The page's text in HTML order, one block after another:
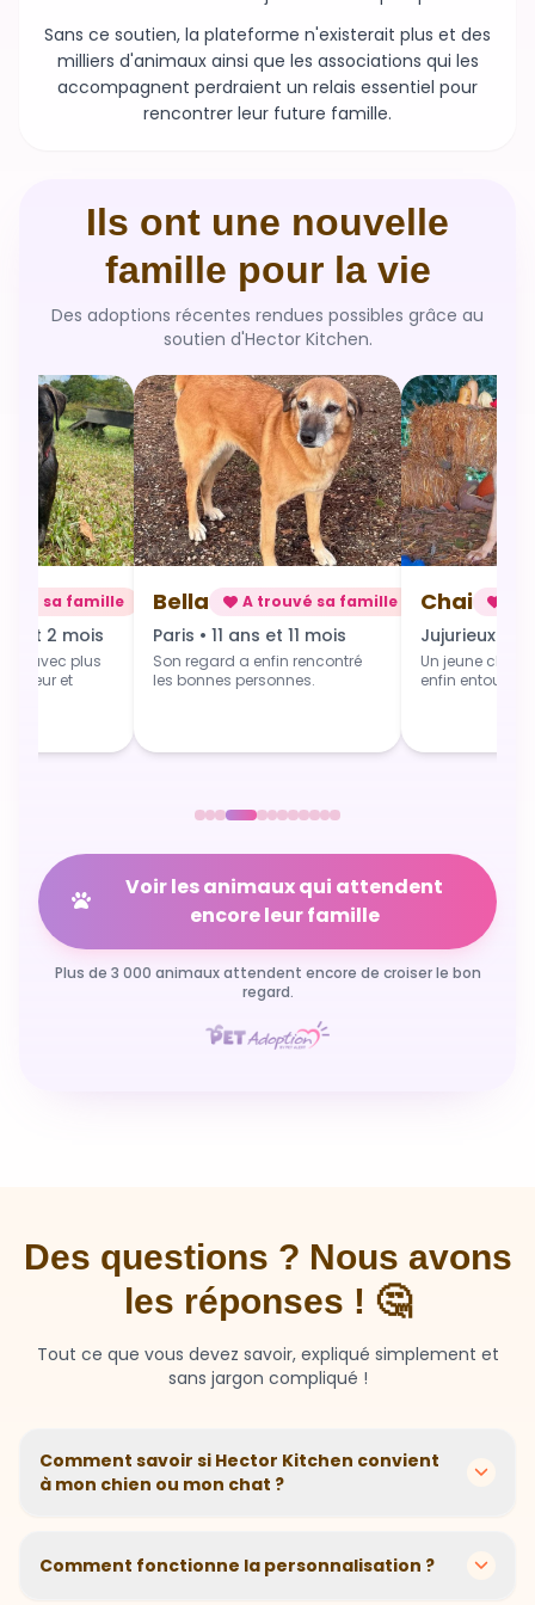
Sans ce soutien, la plateforme n'existerait plus et des
milliers d'animaux ainsi que les associations qui les
accompagnent perdraient un relais essentiel pour
rencontrer leur future famille.
Ils ont une nouvelle
famille pour la vie
Des adoptions récentes rendues possibles grâce au
soutien d'Hector Kitchen.
sa famille
et 2 mois
avec plus
et
Bella A trouvé sa famille
Paris • 11 ans et 11 mois
Son regard a enfin rencontré
les bonnes personnes.
Chai
Jujurieux • 1
Un jeune
enfin entouré
Voir les animaux qui attendent
encore leur famille
Plus de 3 000 animaux attendent encore de croiser le bon
regard.
Des questions ? Nous avons
les réponses ! 🤔
Tout ce que vous devez savoir, expliqué simplement et
sans jargon compliqué !
Comment savoir si Hector Kitchen convient
à mon chien ou mon chat ?
recettes personnalisées selon l'âge, la race, le poids et
les sensibilités de votre compagnon. Si votre animal a
Comment fonctionne la personnalisation ?